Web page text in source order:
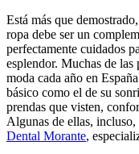
Está más que
ropa debe ser un
perfectamente cuidados
esplendor. Muchas de las
moda cada año en
básico como el de su
prendas que visten,
Algunas de ellas,
Dental Morante,